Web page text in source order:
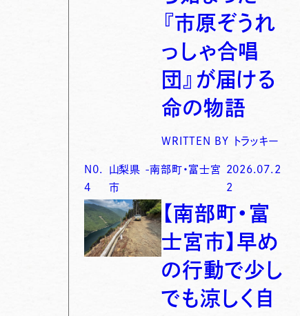
『市原ぞうれ
っしゃ合唱
団』が届ける
命の物語
WRITTEN BY トラッキー
N0.
4
山梨県 -南部町・富士宮
市
2026.07.2
2
【南部町・富
士宮市】早め
の行動で少し
でも涼しく自